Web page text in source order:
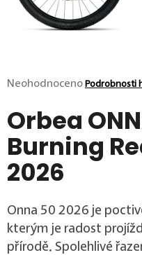
Průměrné hodnocení
Neohodnoceno Podrobnosti
Orbea
Burning
2026
Onna 50 2026 je
kterým je radost
přírodě. Spolehlivé
m